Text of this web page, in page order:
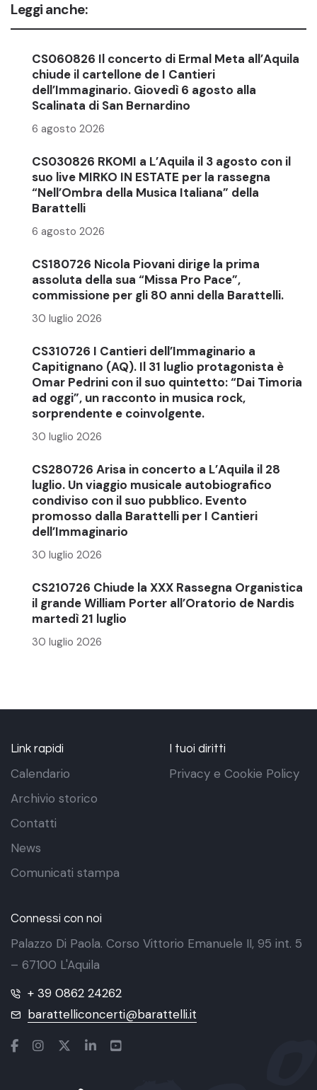
Leggi anche:
CS060826 Il concerto di Ermal Meta all’Aquila
chiude il cartellone de I Cantieri
dell’Immaginario. Giovedì 6 agosto alla
Scalinata di San Bernardino
6 agosto 2026
CS030826 RKOMI a L’Aquila il 3 agosto con il
suo live MIRKO IN ESTATE per la rassegna
“Nell’Ombra della Musica Italiana” della
Barattelli
6 agosto 2026
CS180726 Nicola Piovani dirige la prima
assoluta della sua “Missa Pro Pace”,
commissione per gli 80 anni della Barattelli.
30 luglio 2026
CS310726 I Cantieri dell’Immaginario a
Capitignano (AQ). Il 31 luglio protagonista è
Omar Pedrini con il suo quintetto: “Dai Timoria
ad oggi”, un racconto in musica rock,
sorprendente e coinvolgente.
30 luglio 2026
CS280726 Arisa in concerto a L’Aquila il 28
luglio. Un viaggio musicale autobiografico
condiviso con il suo pubblico. Evento
promosso dalla Barattelli per I Cantieri
dell’Immaginario
30 luglio 2026
CS210726 Chiude la XXX Rassegna Organistica
il grande William Porter all’Oratorio de Nardis
martedì 21 luglio
30 luglio 2026
Link rapidi
Calendario
Archivio storico
Contatti
News
Comunicati stampa
I tuoi diritti
Privacy e Cookie Policy
Connessi con noi
Palazzo Di Paola. Corso Vittorio Emanuele II, 95 int. 5
– 67100 L'Aquila
+ 39 0862 24262
barattelliconcerti@barattelli.it